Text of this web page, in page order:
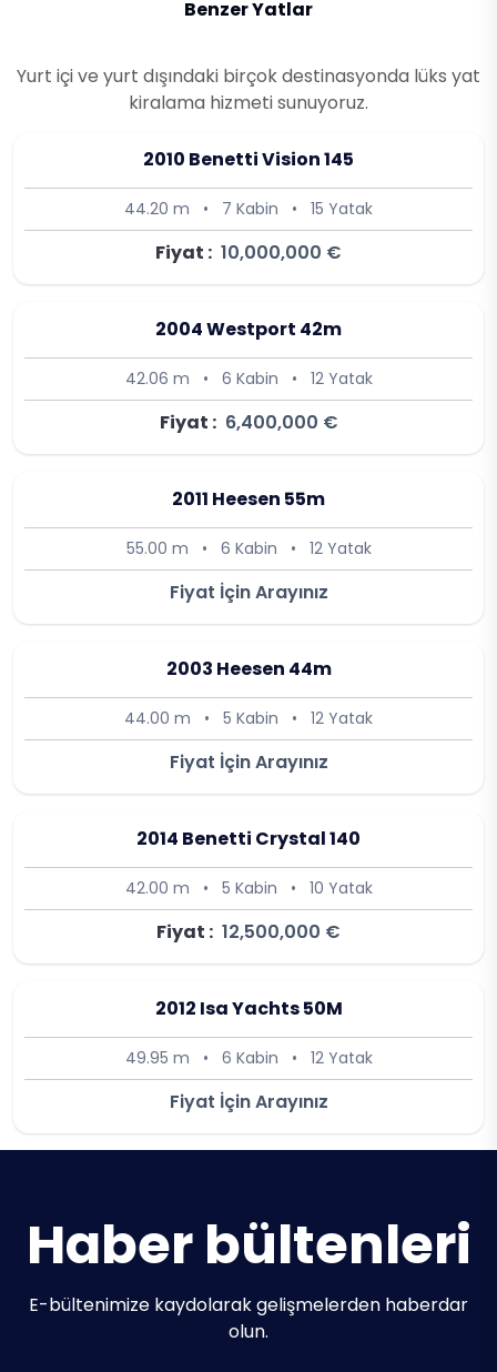
Benzer Yatlar
Yurt içi ve yurt dışındaki birçok destinasyonda lüks yat
kiralama hizmeti sunuyoruz.
2010 Benetti Vision 145
44.20 m • 7 Kabin • 15 Yatak
Fiyat : 10,000,000 €
2004 Westport 42m
42.06 m • 6 Kabin • 12 Yatak
Fiyat : 6,400,000 €
2011 Heesen 55m
55.00 m • 6 Kabin • 12 Yatak
Fiyat İçin Arayınız
2003 Heesen 44m
44.00 m • 5 Kabin • 12 Yatak
Fiyat İçin Arayınız
2014 Benetti Crystal 140
42.00 m • 5 Kabin • 10 Yatak
Fiyat : 12,500,000 €
2012 Isa Yachts 50M
49.95 m • 6 Kabin • 12 Yatak
Fiyat İçin Arayınız
Haber bültenleri
E-bültenimize kaydolarak gelişmelerden haberdar
olun.